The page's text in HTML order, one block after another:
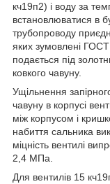
кч19п2) і воду за
встановлюватися в
трубопроводу
яких зумовлені
подається під
ковкого чавуну.
Ущільнення
чавуну в корпусі
між корпусом і
набиття сальника
міцність вентилі
2,4 МПа.
Для вентилів 15